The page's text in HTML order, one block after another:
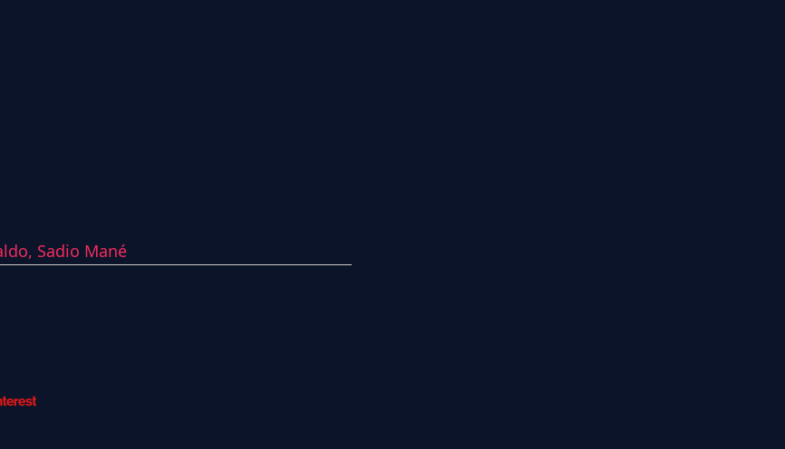
Sadio Mané